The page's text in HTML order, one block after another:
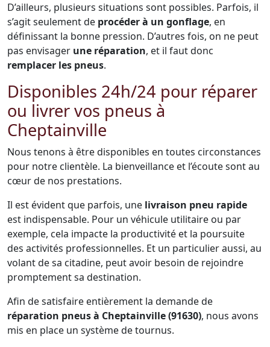
D’ailleurs, plusieurs situations sont possibles. Parfois, il
s’agit seulement de procéder à un gonflage, en
définissant la bonne pression. D’autres fois, on ne peut
pas envisager une réparation, et il faut donc
remplacer les pneus.
Disponibles 24h/24 pour réparer
ou livrer vos pneus à
Cheptainville
Nous tenons à être disponibles en toutes circonstances
pour notre clientèle. La bienveillance et l’écoute sont au
cœur de nos prestations.
Il est évident que parfois, une livraison pneu rapide
est indispensable. Pour un véhicule utilitaire ou par
exemple, cela impacte la productivité et la poursuite
des activités professionnelles. Et un particulier aussi, au
volant de sa citadine, peut avoir besoin de rejoindre
promptement sa destination.
Afin de satisfaire entièrement la demande de
réparation pneus à Cheptainville (91630), nous avons
mis en place un système de tournus.